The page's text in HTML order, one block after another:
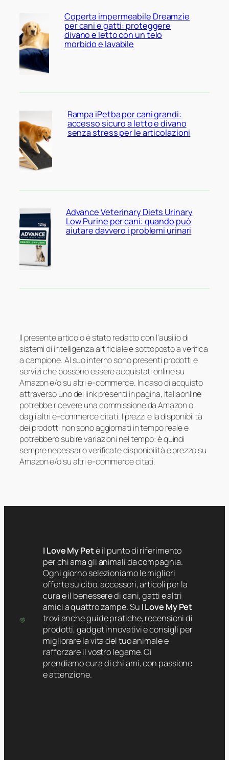
Coperta impermeabile Dreamzie
per cani e gatti: proteggere
divano e letto con un telo
morbido e lavabile
Rampa iPetba per cani grandi:
accesso sicuro a letto e divano
senza stress per le articolazioni
Advance Veterinary Diets Urinary
Low Purine per cani: quando può
aiutare davvero i problemi urinari
Il presente articolo è stato redatto con l’ausilio di
sistemi di intelligenza artificiale e sottoposto a verifica
a campione. Al suo interno sono presenti prodotti e
servizi che possono essere acquistati online su
Amazon e/o su altri e-commerce. In caso di acquisto
attraverso uno dei link presenti in pagina, Italiaonline
potrebbe ricevere una commissione da Amazon o
dagli altri e-commerce citati. I prezzi e la disponibilità
dei prodotti non sono aggiornati in tempo reale e
potrebbero subire variazioni nel tempo: è quindi
sempre necessario verificate disponibilità e prezzo su
Amazon e/o su altri e-commerce citati.
I Love My Petè il punto di riferimento
per chi ama gli animali da compagnia.
Ogni giorno selezioniamo le migliori
offerte su cibo, accessori, articoli per la
cura e il benessere di cani, gatti e altri
amici a quattro zampe. Su I Love My Pet
trovi anche guide pratiche, recensioni di
prodotti, gadget innovativi e consigli per
migliorare la vita del tuo animale e
rafforzare il vostro legame. Ci
prendiamo cura di chi ami, con passione
e attenzione.